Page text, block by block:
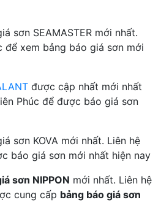
sơn SEAMASTER mới nhất.
để xem bảng báo giá sơn mới
được cập nhất mới nhất
Phúc để được báo giá sơn
sơn KOVA mới nhất. Liên hệ
báo giá sơn mới nhất hiện nay
sơn NIPPON mới nhất. Liên hệ
cung cấp bảng báo giá sơn